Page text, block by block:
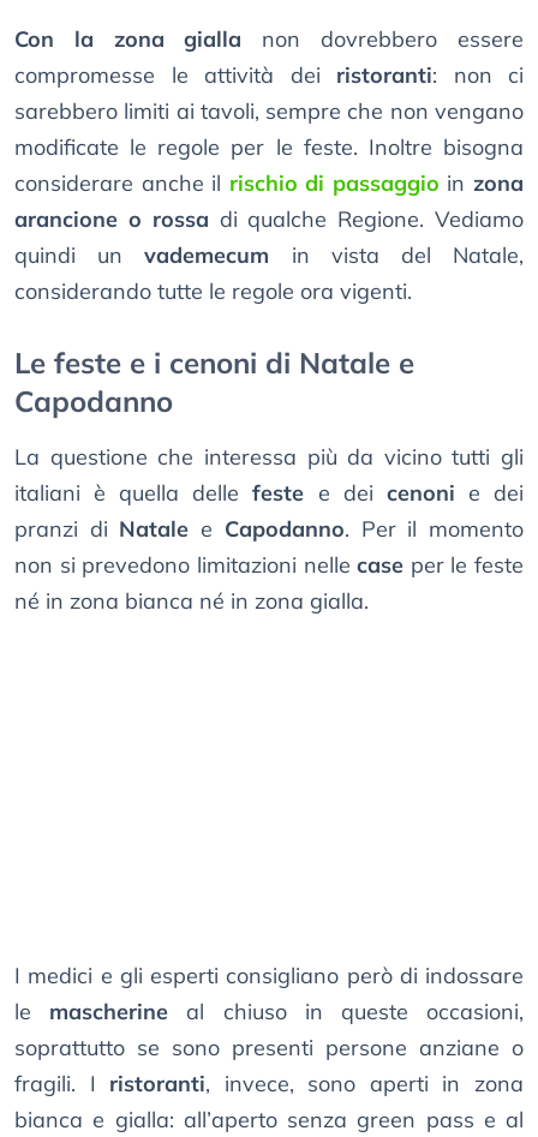
Con la zona gialla non dovrebbero essere
compromesse le attività dei ristoranti: non ci
sarebbero limiti ai tavoli, sempre che non vengano
modificate le regole per le feste. Inoltre bisogna
considerare anche il rischio di passaggio inzona
arancione o rossa di qualche Regione. Vediamo
quindi unvademecum in vista del Natale,
considerando tutte le regole ora vigenti.
Le feste e i cenoni di Natale e
Capodanno
La questione che interessa più da vicino tutti gli
italiani è quella dellefeste e dei cenoni e dei
pranzi di Natale e Capodanno. Per il momento
non si prevedono limitazioni nellecase per le feste
né in zona bianca né in zona gialla.
I medici e gli esperti consigliano però di indossare
le mascherine al chiuso in queste occasioni,
soprattutto se sono presenti persone anziane o
fragili. I ristoranti, invece, sono aperti in zona
bianca e gialla: all’aperto senza green pass e al